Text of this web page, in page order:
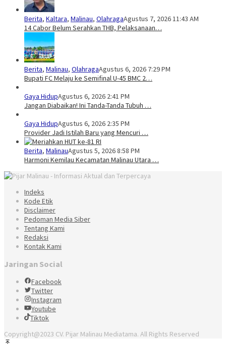
Berita, Kaltara, Malinau, OlahragaAgustus 7, 2026 11:43 AM
14 Cabor Belum Serahkan THB, Pelaksanaan…
Berita, Malinau, OlahragaAgustus 6, 2026 7:29 PM
Bupati FC Melaju ke Semifinal U-45 BMC 2…
Gaya HidupAgustus 6, 2026 2:41 PM
Jangan Diabaikan! Ini Tanda-Tanda Tubuh …
Gaya HidupAgustus 6, 2026 2:35 PM
Provider Jadi Istilah Baru yang Mencuri …
Berita, MalinauAgustus 5, 2026 8:58 PM
Harmoni Kemilau Kecamatan Malinau Utara …
Indeks
Kode Etik
Disclaimer
Pedoman Media Siber
Tentang Kami
Redaksi
Kontak Kami
Jaringan Social
Facebook
Twitter
Instagram
Youtube
Tiktok
Copyright@2023 CV. Pijar Malinau Mediatama. All Rights Reserved